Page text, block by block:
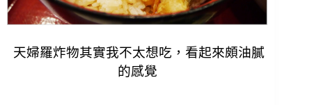
天婦羅炸物其實我不太想吃，看起來頗油膩
的感覺